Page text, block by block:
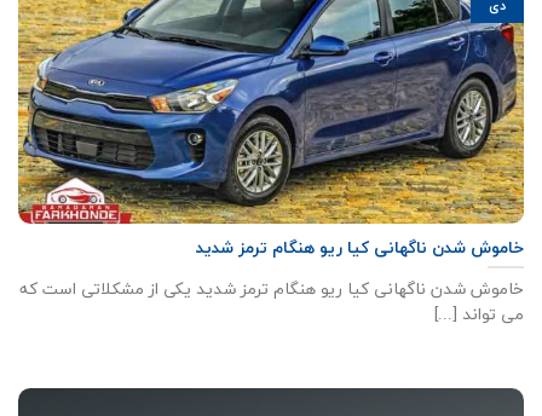
خاموش شدن ناگهانی کیا ریو هنگام ترمز شدید
خاموش شدن ناگهانی کیا ریو هنگام ترمز شدید یکی از مشکلاتی است که
می تواند [...]
دی